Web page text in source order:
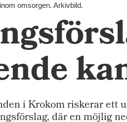
omsorgen. Arkivbild.
i Krokom riskerar ett
där en möjlig